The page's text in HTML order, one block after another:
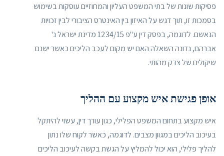
פסיקות שונות של בתי המשפט העליון והמחוזיים עוסקות בשימוש
בסמכות זו, תוך דגש על האיזון בין האינטרס הציבורי לבין זכויות
הנאשם. לדוגמה, בפסק דין ע"פ 1234/15 מדינת ישראל נ'
אברהם, נדונה השאלה האם יש מקום לעכב הליכים כאשר ישנם
שיקולים של צדק מהותי.
אופן פגישת איש מקצוע עם ההליך
איש מקצוע בתחום המשפט הפלילי, כגון עורך דין, עשוי להיתקל
בעיכוב הליכים במגוון מצבים. לדוגמה, כאשר לקוח שלו נתון
להליך פלילי, הוא יכול להמליץ על הגשת בקשה לעיכוב הליכים